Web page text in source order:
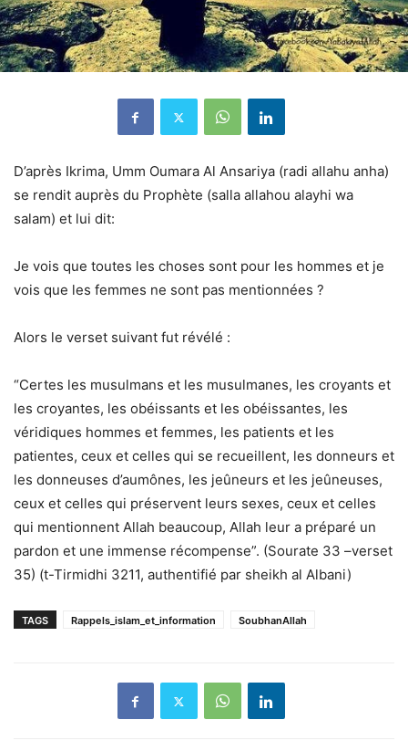
D’après Ikrima, Umm Oumara Al Ansariya (radi allahu anha)
se rendit auprès du Prophète (salla allahou alayhi wa
salam) et lui dit:
Je vois que toutes les choses sont pour les hommes et je
vois que les femmes ne sont pas mentionnées ?
Alors le verset suivant fut révélé :
“Certes les musulmans et les musulmanes, les croyants et
les croyantes, les obéissants et les obéissantes, les
véridiques hommes et femmes, les patients et les
patientes, ceux et celles qui se recueillent, les donneurs et
les donneuses d’aumônes, les jeûneurs et les jeûneuses,
ceux et celles qui préservent leurs sexes, ceux et celles
qui mentionnent Allah beaucoup, Allah leur a préparé un
pardon et une immense récompense”. (Sourate 33 –verset
35) (t-Tirmidhi 3211, authentifié par sheikh al Albani)
TAGS Rappels_islam_et_information SoubhanAllah